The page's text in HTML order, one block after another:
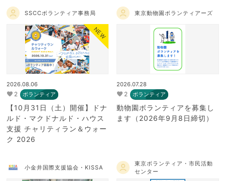
SSCCボランティア事務局
NEW
2026.08.06
2 ボランティア
【10月31日（土）開催】ドナ
ルド・マクドナルド・ハウス
支援 チャリティラン＆ウォー
ク 2026
東京動物園ボランティアーズ
2026.07.28
2 ボランティア
動物園ボランティアを募集し
ます（2026年9月8日締切）
小金井国際支援協会・KISSA
東京ボランティア・市民活動
センター